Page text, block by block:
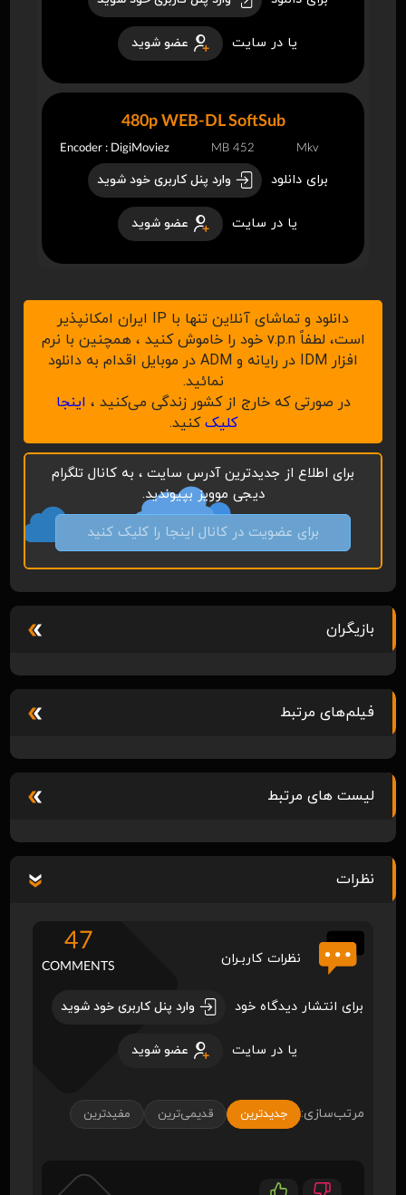
یا در سایت عضو شوید
برای دانلود وارد پنل کاربری خود شوید
یا در سایت عضو شوید
480p WEB-DL SoftSub
Encoder : DigiMoviez 452 MB Mkv
دانلود و تماشای آنلاین تنها با IP ایران امکانپذیر
است، لطفاً v.p.n خود را خاموش کنید ، همچنین با نرم
افزار IDM در رایانه و ADM در موبایل اقدام به دانلود
نمائید.
در صورتی که خارج از کشور زندگی می‌کنید ، اینجا
کلیککنید.
برای اطلاع از جدیدترین آدرس سایت ، به کانال تلگرام
دیجی موویز بپیوندید.
برای عضویت در کانال اینجا را کلیک کنید
بازیگران
فیلم‌های مرتبط
لیست های مرتبط
نظرات
نظرات کاربـران
47
COMMENTS
برای انتشار دیدگاه خود وارد پنل کاربری خود شوید
یا در سایت عضو شوید
مرتب‌سازی: جدیدترین قدیمی‌ترین مفیدترین